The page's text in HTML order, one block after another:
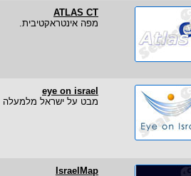
ATLAS CT
מפה אינטראקטיבית.
eye on israel
מבט על ישראל מלמעלה
IsraelMap